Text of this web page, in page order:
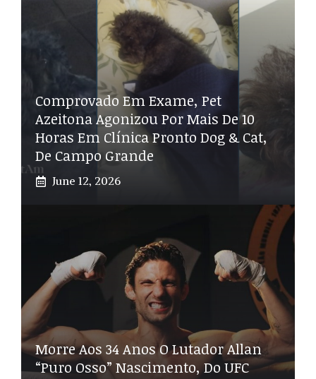
Comprovado Em Exame, Pet
Azeitona Agonizou Por Mais De 10
Horas Em Clínica Pronto Dog & Cat,
De Campo Grande
June 12, 2026
Morre Aos 34 Anos O Lutador Allan
“Puro Osso” Nascimento, Do UFC